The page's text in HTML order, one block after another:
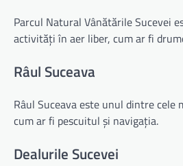
Parcul Natural Vânătările Sucevei
activități în aer liber, cum ar fi
Râul Suceava
Râul Suceava este unul dintre
cum ar fi pescuitul și navigația.
Dealurile Sucevei